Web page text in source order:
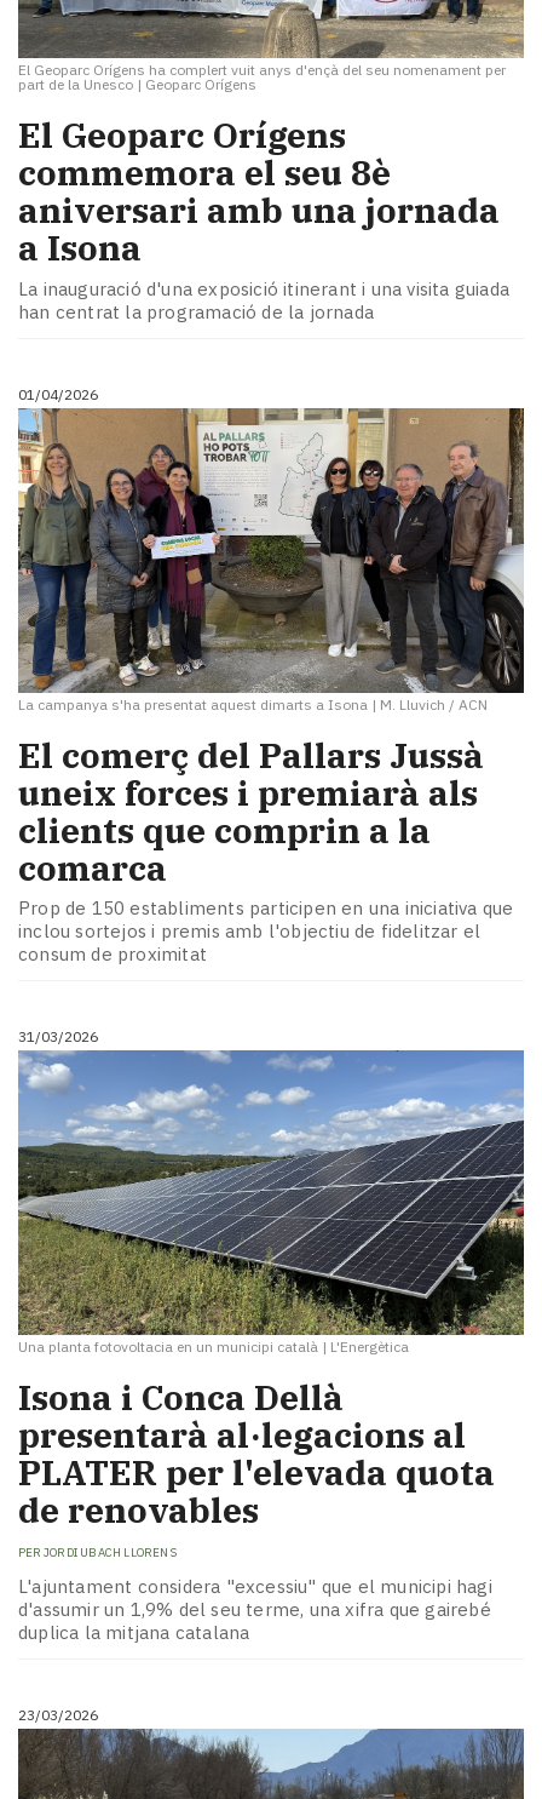
El Geoparc Orígens ha complert vuit anys d'ençà del seu nomenament per
part de la Unesco | Geoparc Orígens
El Geoparc Orígens
commemora el seu 8è
aniversari amb una jornada
a Isona
La inauguració d'una exposició itinerant i una visita guiada
han centrat la programació de la jornada
01/04/2026
La campanya s'ha presentat aquest dimarts a Isona | M. Lluvich / ACN
El comerç del Pallars Jussà
uneix forces i premiarà als
clients que comprin a la
comarca
Prop de 150 establiments participen en una iniciativa que
inclou sortejos i premis amb l'objectiu de fidelitzar el
consum de proximitat
31/03/2026
Una planta fotovoltacia en un municipi català | L'Energètica
Isona i Conca Dellà
presentarà al·legacions al
PLATER per l'elevada quota
de renovables
PER JORDI UBACH LLORENS
L'ajuntament considera "excessiu" que el municipi hagi
d'assumir un 1,9% del seu terme, una xifra que gairebé
duplica la mitjana catalana
23/03/2026